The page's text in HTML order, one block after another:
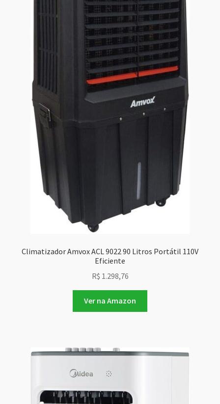
Climatizador Amvox ACL 9022 90 Litros Portátil 110V
Eficiente
R$ 1.298,76
Ver na Amazon